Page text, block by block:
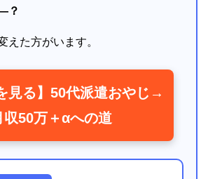
？
えた方がいます。
見る】50代派遣おやじ→
収50万＋αへの道